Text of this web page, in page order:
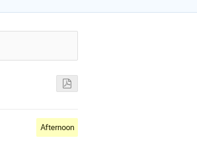
Afternoon